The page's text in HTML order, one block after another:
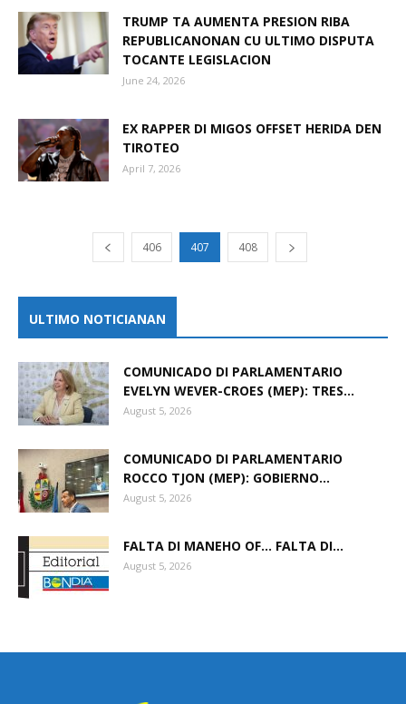
TRUMP TA AUMENTA PRESION RIBA
REPUBLICANONAN CU ULTIMO DISPUTA
TOCANTE LEGISLACION
June 24, 2026
EX RAPPER DI MIGOS OFFSET HERIDA DEN
TIROTEO
April 7, 2026
406 407 408
ULTIMO NOTICIANAN
COMUNICADO DI PARLAMENTARIO
EVELYN WEVER-CROES (MEP): TRES...
August 5, 2026
COMUNICADO DI PARLAMENTARIO
ROCCO TJON (MEP): GOBIERNO...
August 5, 2026
FALTA DI MANEHO OF… FALTA DI...
August 5, 2026